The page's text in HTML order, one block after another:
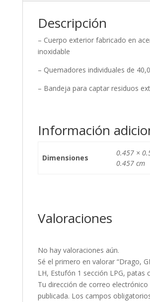
Descripción
– Cuerpo exterior fabricado en
inoxidable
– Quemadores individuales de
– Bandeja para captar residuos
Información
Dimensiones
0.457 ×
0.457 cm
Valoraciones
No hay valoraciones aún.
Sé el primero en valorar “Drago,
LH, Estufón 1 sección LPG, patas
Tu dirección de correo electrónico
publicada. Los campos